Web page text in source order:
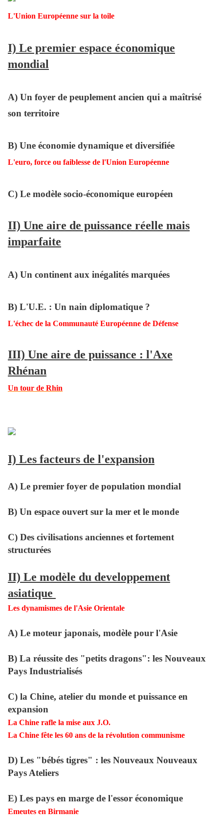
L'Union Européenne sur la toile
I) Le premier espace économique
mondial
A) Un foyer de peuplement ancien qui a maîtrisé
son territoire
B) Une économie dynamique et diversifiée
L'euro, force ou faiblesse de l'Union Européenne
C) Le modèle socio-économique européen
II) Une aire de puissance réelle mais
imparfaite
A) Un continent aux inégalités marquées
B) L'U.E. : Un nain diplomatique ?
L'échec de la Communauté Européenne de Défense
III) Une aire de puissance : l'Axe
Rhénan
Un tour de Rhin
I) Les facteurs de l'expansion
A) Le premier foyer de population mondial
B) Un espace ouvert sur la mer et le monde
C) Des civilisations anciennes et fortement
structurées
II) Le modèle du developpement
asiatique
Les dynamismes de l'Asie Orientale
A) Le moteur japonais, modèle pour l'Asie
B) La réussite des "petits dragons": les Nouveaux
Pays Industrialisés
C) la Chine, atelier du monde et puissance en
expansion
La Chine rafle la mise aux J.O.
La Chine fête les 60 ans de la révolution communisme
D) Les "bébés tigres" : les Nouveaux Nouveaux
Pays Ateliers
E) Les pays en marge de l'essor économique
Emeutes en Birmanie